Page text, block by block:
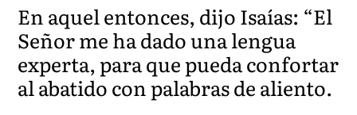
En aquel entonces, dijo Isaías: “El
Señor me ha dado una lengua
experta, para que pueda confortar
al abatido con palabras de aliento.